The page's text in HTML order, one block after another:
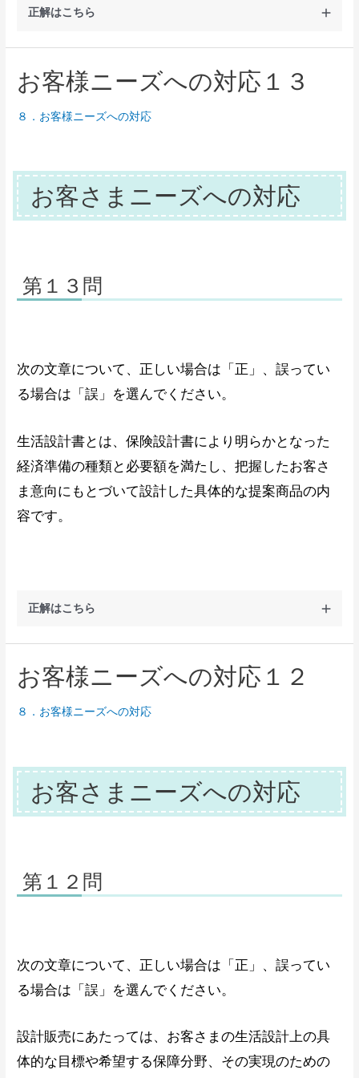
正解はこちら
解説
喚起情報（ご契約のしおりに合本されている
場合はその該当部分）、特定保険契約におけ
る契約締結前交付書面、転換契約では重要な
ら了知した旨の確認をいただきます。
お客様ニーズへの対応１３
８．お客様ニーズへの対応
お客さまニーズへの対応
第１３問
次の文章について、正しい場合は「正」、誤ってい
る場合は「誤」を選んでください。
生活設計書とは、保険設計書により明らかとなった
経済準備の種類と必要額を満たし、把握したお客さ
ま意向にもとづいて設計した具体的な提案商品の内
容です。
正解はこちら
解説
握したお客さま意向にもとづいて設計した具
体的な提案商品の内容です。
お客様ニーズへの対応１２
８．お客様ニーズへの対応
お客さまニーズへの対応
第１２問
次の文章について、正しい場合は「正」、誤ってい
る場合は「誤」を選んでください。
設計販売にあたっては、お客さまの生活設計上の具
体的な目標や希望する保障分野、その実現のための